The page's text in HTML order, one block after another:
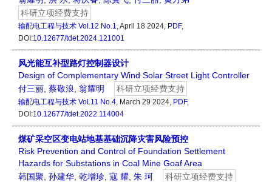
科研立项经费支持
输配电工程与技术 Vol.12 No.1, April 18 2024, PDF,
DOI:10.12677/tdet.2024.121001
风光能互补型路灯控制器设计
Design of Complementary Wind Solar Street Light Controller
付三丽 蔡敬浪 翁耀明 科研立项经费支持
输配电工程与技术 Vol.11 No.4, March 29 2024, PDF,
DOI:10.12677/tdet.2022.114004
煤矿采空区变电站地基基础沉降灾害风险预控
Risk Prevention and Control of Foundation Settlement
Hazards for Substations in Coal Mine Goaf Area
韩国聚 孙建华 乾增珍 寇 耀 朱 珂 科研立项经费支持